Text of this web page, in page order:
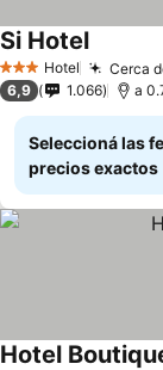
3 Estrellas
Hotel Cerca
Si Hotel
6,9 1.066 a
Seleccioná las
precios exactos
Hotel